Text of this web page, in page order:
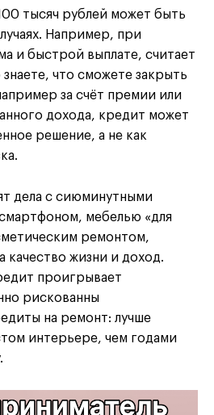
тысяч рублей может быть
Например, при
и быстрой выплате, считает
что сможете закрыть
за счёт премии или
дохода, кредит может
решение, а не как
дела с сиюминутными
мебелью «для
ремонтом,
качество жизни и доход.
проигрывает
рискованны
на ремонт: лучше
интерьере, чем годами